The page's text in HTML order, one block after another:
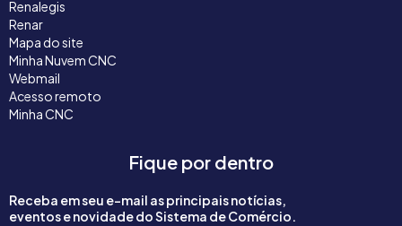
Renalegis
Renar
Mapa do site
Minha Nuvem CNC
Webmail
Acesso remoto
Minha CNC
Fique por dentro
Receba em seu e-mail as principais notícias,
eventos e novidade do Sistema de Comércio.